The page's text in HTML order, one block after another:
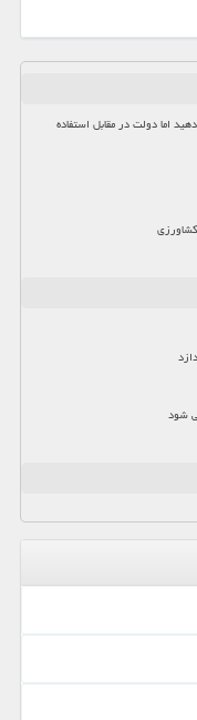
اما دولت در مقابل استفاده
شود